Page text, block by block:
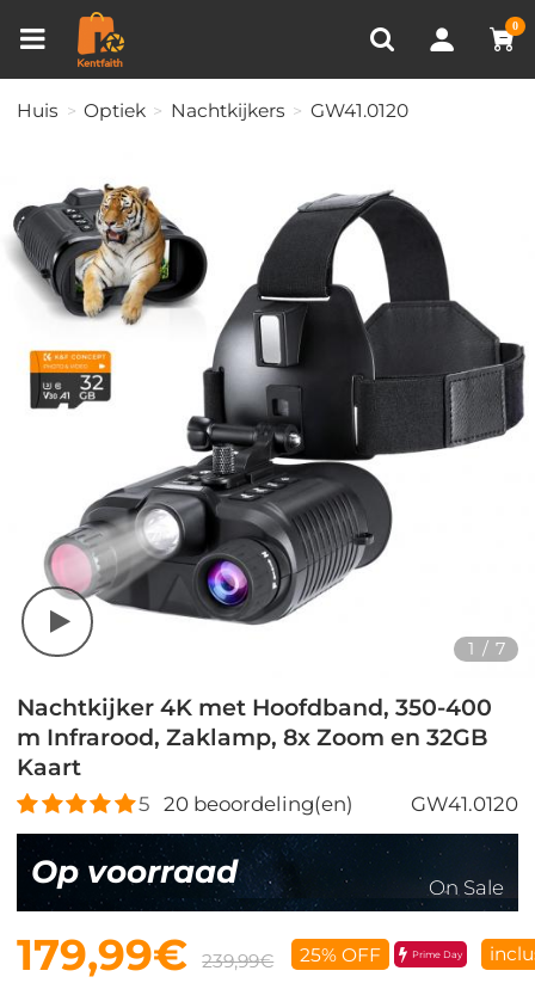
0
RECENT BEKEKEN
Huis Optiek Nachtkijkers GW41.0120
1 / 7
Nachtkijker 4K met Hoofdband, 350-400
m Infrarood, Zaklamp, 8x Zoom en 32GB
Kaart
5 20beoordeling(en) GW41.0120
Op voorraad On Sale
179,99€ 239,99€ 25% OFF Prime Day